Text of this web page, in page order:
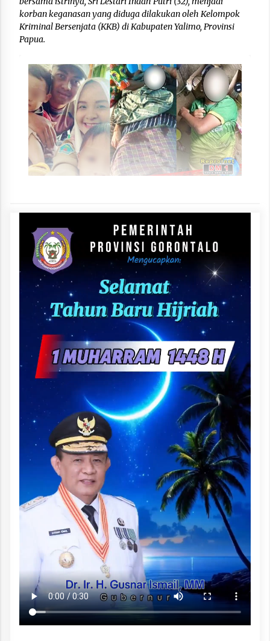
korban keganasan yang diduga dilakukan oleh Kelompok
Kriminal Bersenjata (KKB) di Kabupaten Yalimo, Provinsi
Papua.